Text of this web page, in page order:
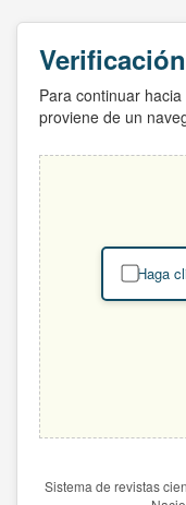
Para continuar
proviene de un
Haga
Sistema de revistas